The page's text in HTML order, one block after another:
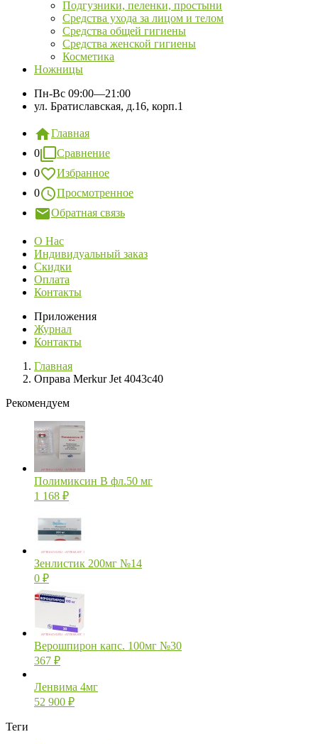
Подгузники, пеленки, простыни
Средства ухода за лицом и телом
Средства общей гигиены
Средства женской гигиены
Косметика
Ножницы
Пн-Вс 09:00—21:00
ул. Братиславская, д.16, корп.1
Главная
0
Сравнение
0
Избранное
0
Просмотренное
Обратная связь
О Нас
Индивидуальный заказ
Скидки
Оплата
Контакты
Приложения
Журнал
Контакты
Главная
Оправа Merkur Jet 4043c40
Рекомендуем
Полимиксин В фл.50 мг
1 168 ₽
Зенлистик 200мг №14
0 ₽
Верошпирон капс. 100мг №30
367 ₽
Ленвима 4мг
52 900 ₽
Теги